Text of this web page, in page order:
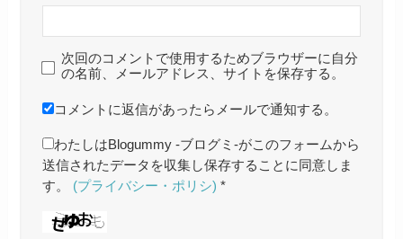
次回のコメントで使用するためブラウザーに自分
の名前、メールアドレス、サイトを保存する。
コメントに返信があったらメールで通知する。
わたしはBlogummy -ブログミ-がこのフォームから
送信されたデータを収集し保存することに同意しま
す。 (プライバシー・ポリシ) *